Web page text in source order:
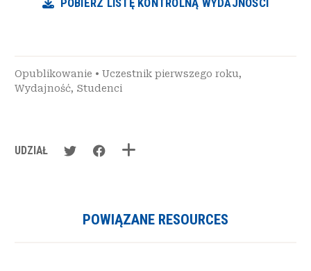
POBIERZ LISTĘ KONTROLNĄ WYDAJNOŚCI
Opublikowanie • Uczestnik pierwszego roku,
Wydajność, Studenci
UDZIAŁ
POWIĄZANE RESOURCES